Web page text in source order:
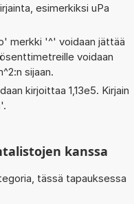
esimerkiksi uPa
merkki '^' voidaan jättää
voidaan
sijaan.
kirjoittaa 1,13e5. Kirjain
kanssa
tässä tapauksessa